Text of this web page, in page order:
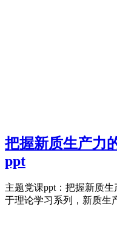
把握新质生产力
ppt
主题党课ppt：把握新质
于理论学习系列，新质生